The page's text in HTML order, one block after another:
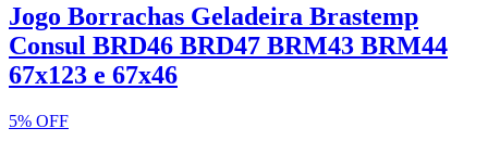
Jogo Borrachas Geladeira Brastemp
Consul BRD46 BRD47 BRM43 BRM44
67x123 e 67x46
5% OFF